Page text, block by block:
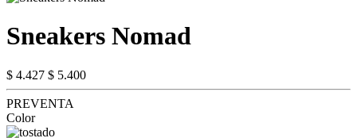
Sneakers Nomad
$ 4.427 $ 5.400
PREVENTA
Color